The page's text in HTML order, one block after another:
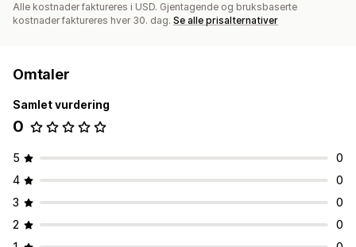
Alle kostnader faktureres i USD. Gjentagende og bruksbaserte
kostnader faktureres hver 30. dag. Se alle prisalternativer
Omtaler
Samlet vurdering
0
5
0
4
0
3
0
2
0